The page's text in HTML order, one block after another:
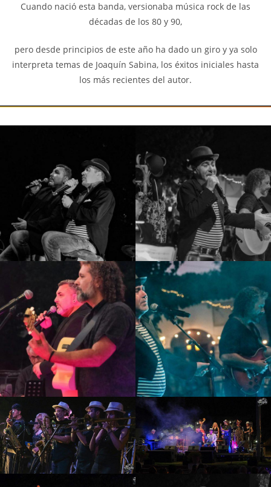
Cuando nació esta banda, versionaba música rock de las
décadas de los 80 y 90,
pero desde principios de este año ha dado un giro y ya solo
interpreta temas de Joaquín Sabina, los éxitos iniciales hasta
los más recientes del autor.